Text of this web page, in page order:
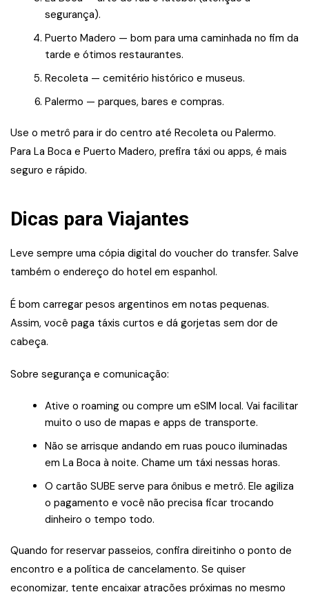
segurança).
Puerto Madero — bom para uma caminhada no fim da
tarde e ótimos restaurantes.
Recoleta — cemitério histórico e museus.
Palermo — parques, bares e compras.
Use o metrô para ir do centro até Recoleta ou Palermo.
Para La Boca e Puerto Madero, prefira táxi ou apps, é mais
seguro e rápido.
Dicas para Viajantes
Leve sempre uma cópia digital do voucher do transfer. Salve
também o endereço do hotel em espanhol.
É bom carregar pesos argentinos em notas pequenas.
Assim, você paga táxis curtos e dá gorjetas sem dor de
cabeça.
Sobre segurança e comunicação:
Ative o roaming ou compre um eSIM local. Vai facilitar
muito o uso de mapas e apps de transporte.
Não se arrisque andando em ruas pouco iluminadas
em La Boca à noite. Chame um táxi nessas horas.
O cartão SUBE serve para ônibus e metrô. Ele agiliza
o pagamento e você não precisa ficar trocando
dinheiro o tempo todo.
Quando for reservar passeios, confira direitinho o ponto de
encontro e a política de cancelamento. Se quiser
economizar, tente encaixar atrações próximas no mesmo